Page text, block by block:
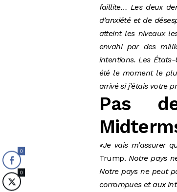
faillite… Les deux
d’anxiété et de
atteint les niveaux
envahi par des
intentions. Les
été le moment le
arrivé si j’étais votre
Pas
«Je vais m’assurer
Trump.Notre pays
Notre pays ne peut
corrompues et aux
0
0